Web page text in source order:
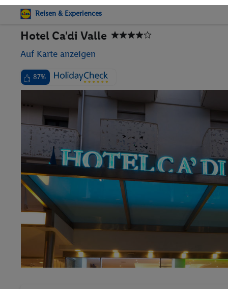
Reisen & Experiences
Hotel Ca'di Valle
Auf Karte anzeigen
87%